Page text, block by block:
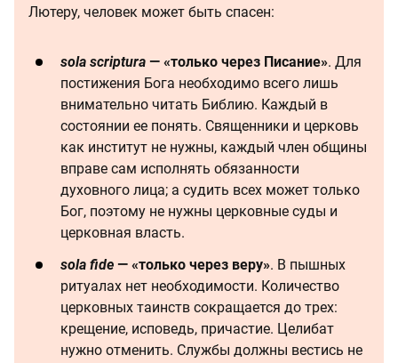
Лютеру, человек может быть спасен:
sola scriptura — «только через Писание». Для
постижения Бога необходимо всего лишь
внимательно читать Библию. Каждый в
состоянии ее понять. Священники и церковь
как институт не нужны, каждый член общины
вправе сам исполнять обязанности
духовного лица; а судить всех может только
Бог, поэтому не нужны церковные суды и
церковная власть.
sola fide — «только через веру». В пышных
ритуалах нет необходимости. Количество
церковных таинств сокращается до трех:
крещение, исповедь, причастие. Целибат
нужно отменить. Службы должны вестись не